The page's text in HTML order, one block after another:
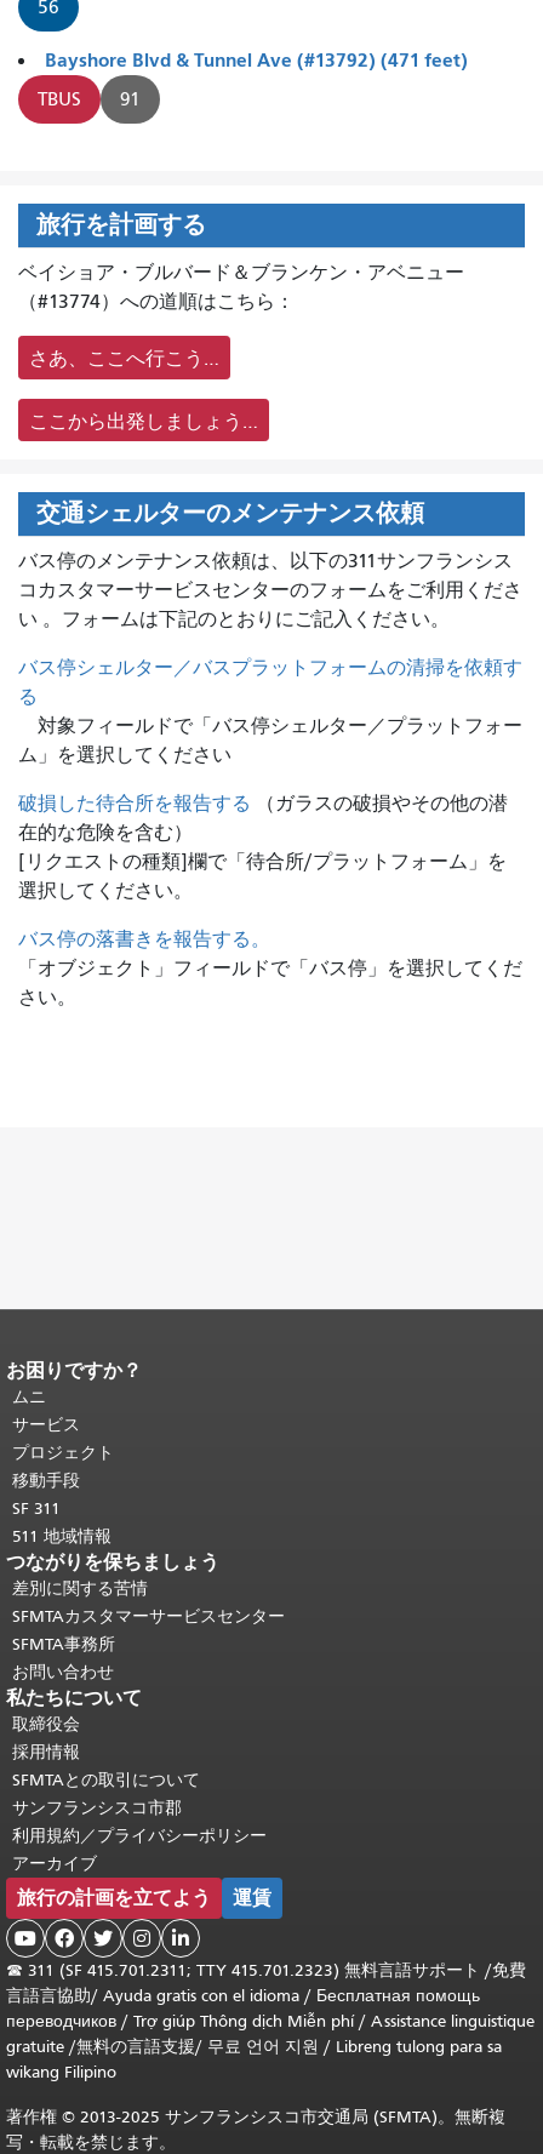
56
Bayshore Blvd & Tunnel Ave (#13792) (471 feet)
TBUS 91
旅行を計画する
ベイショア・ブルバード＆ブランケン・アベニュー
（#13774）への道順はこちら：
さあ、ここへ行こう…
ここから出発しましょう…
交通シェルターのメンテナンス依頼
バス停のメンテナンス依頼は、 以下の311サンフランシス
コカスタマーサービスセンターのフォームをご利用くださ
い 。フォームは下記のとおりにご記入ください。
バス停シェルター／バスプラットフォームの清掃を依頼す
る
対象フィールドで「バス停シェルター／プラットフォー
ム」を選択してください
破損した待合所を報告する
（ガラスの破損やその他の潜
在的な危険を含む）
[リクエストの種類]欄で「待合所/プラットフォーム」を
選択してください。
バス停の落書きを報告する。
「オブジェクト」フィールドで「バス停」を選択してくだ
さい。
ページコンテンツの終わり。
ジの残りの部分はすべてのページで繰
り返されます。
頭に戻る。
お困りですか？
ムニ
サービス
プロジェクト
移動手段
SF 311
511 地域情報
つながりを保ちましょう
差別に関する苦情
SFMTAカスタマーサービスセンター
SFMTA事務所
お問い合わせ
私たちについて
取締役会
採用情報
SFMTAとの取引について
サンフランシスコ市郡
利用規約／プライバシーポリシー
アーカイブ
旅行の計画を立てよう 運賃
    
☎ 311 (SF 415.701.2311; TTY 415.701.2323) 無料言語サポート /免費
言語言協助/ Ayuda gratis con el idioma / Бесплатная помощь
переводчиков / Trợ giúp Thông dịch Miễn phí/ Assistance linguistique
gratuite /無料の言語支援/ 무료 언어 지원 / Libreng tulong para sa
wikang Filipino
著作権 © 2013-2025 サンフランシスコ市交通局 (SFMTA)。無断複
写・転載を禁じます。